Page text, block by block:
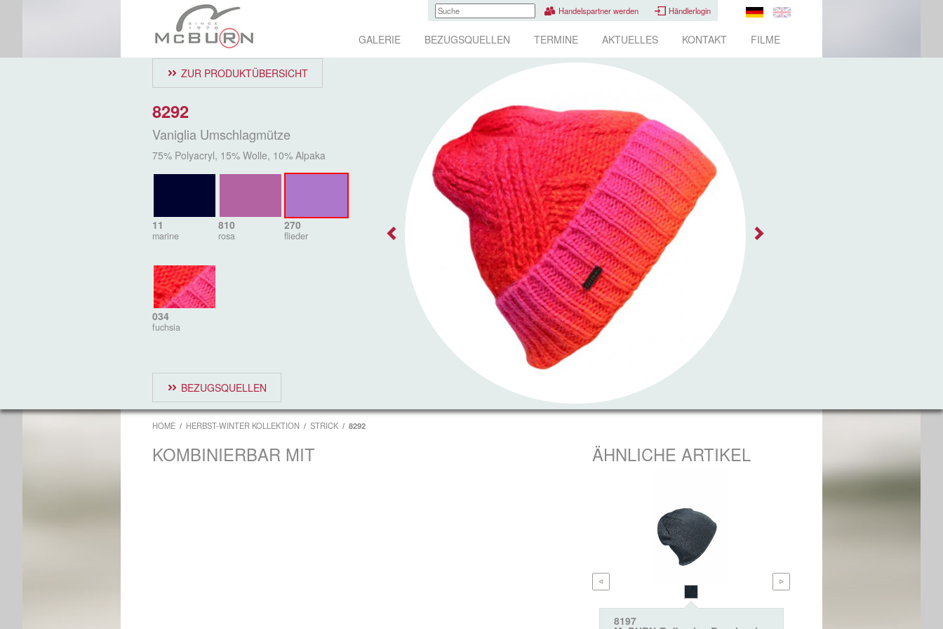
Handelspartner werden Händlerlogin
GALERIE BEZUGSQUELLEN TERMINE AKTUELLES KONTAKT FILME
ZUR PRODUKTÜBERSICHT
8292
Vaniglia Umschlagmütze
75% Polyacryl, 15% Wolle, 10% Alpaka
11
marine
810
rosa
270
flieder
034
fuchsia
BEZUGSQUELLEN
HOME HERBST-WINTER KOLLEKTION STRICK 8292
KOMBINIERBAR MIT ÄHNLICHE ARTIKEL
8197